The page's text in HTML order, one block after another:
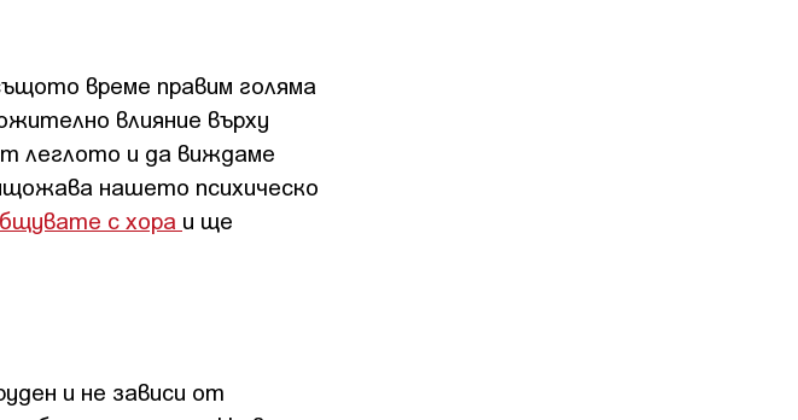
време правим голяма
влияние върху
леглото и да виждаме
нашето психическо
с хора и ще
и не зависи от